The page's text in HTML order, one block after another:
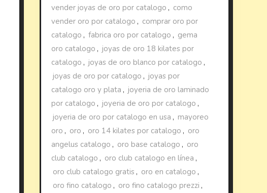
vender joyas de oro por catalogo , como
vender oro por catalogo , comprar oro por
catalogo , fabrica oro por catalogo , gema
oro catalogo , joyas de oro 18 kilates por
catalogo , joyas de oro blanco por catalogo ,
joyas de oro por catalogo , joyas por
catalogo oro y plata , joyeria de oro laminado
por catalogo , joyeria de oro por catalogo ,
joyeria de oro por catalogo en usa , mayoreo
oro , oro , oro 14 kilates por catalogo , oro
angelus catalogo , oro base catalogo , oro
club catalogo , oro club catalogo en línea ,
oro club catalogo gratis , oro en catalogo ,
oro fino catalogo , oro fino catalogo prezzi ,